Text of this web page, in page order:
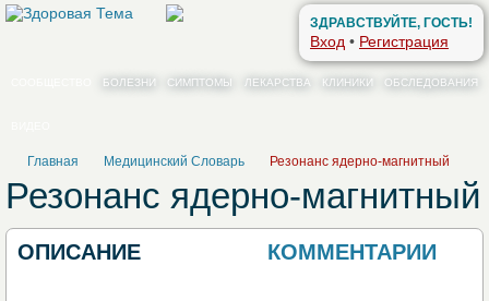
ЗДРАВСТВУЙТЕ, ГОСТЬ!
Вход • Регистрация
БОЛЕЗНИ СИМПТОМЫ ЛЕКАРСТВА КЛИНИКИ ОБСЛЕДОВАНИЯ
Главная Медицинский Словарь Резонанс ядерно-магнитный
Резонанс ядерно-магнитный
КОММЕНТАРИИ
ОПИСАНИЕ